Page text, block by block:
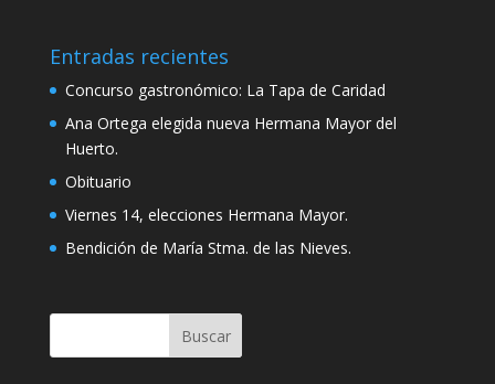
Entradas recientes
Concurso gastronómico: La Tapa de Caridad
Ana Ortega elegida nueva Hermana Mayor del
Huerto.
Obituario
Viernes 14, elecciones Hermana Mayor.
Bendición de María Stma. de las Nieves.